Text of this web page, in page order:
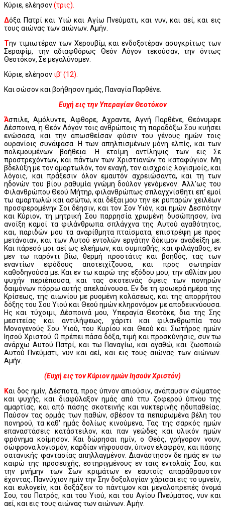
Κύριε, ελέησον(τρις).
Δόξα Πατρί και Υιώ και Αγίω Πνεύματι, και νυν, και αεί, και εις
τους αιώνας των αιώνων. Αμήν.
Την τιμιωτέραν των Χερουβίμ, και ενδοξοτέραν ασυγκρίτως των
Σεραφίμ, την αδιαφθόρως Θεόν Λόγον τεκούσαν, την όντως
Θεοτόκον, Σε μεγαλύνομεν.
Κύριε, ελέησον ιβ' (12).
Και σώσον και βοήθησον ημάς, Παναγία Παρθένε.
Ευχή εις την Υπεραγίαν Θεοτόκον
Άσπιλε, Αμόλυντε, Αφθορε, Αχραντε, Αγνή Παρθένε, Θεόνυμφε
Δέσποινα, η Θεόν Λόγον τοις ανθρώποις τη παραδόξω Σου κυήσει
ενώσασα, και την απωσθείσαν φύσιν του γένους ημών τοις
ουρανίοις συνάψασα. Η των απηλπισμένων μόνη ελπίς, και των
πολεμουμένων βοήθεια. Η ετοίμη αντίληψις των εις Σε
προστρεχόντων, και πάντων των Χριστιανών το καταφύγιον. Μη
βδελύξη με τον αμαρτωλόν, τον εναγή, τον αισχροίς λογισμοίς, και
λόγοις, και πράξεσιν όλον εμαυτόν αχρειώσαντα, και τη των
ηδονών του βίου ραθυμία γνώμη δούλον γενόμενον. Αλλ'ως του
Φιλανθρώπου Θεού Μήτηρ, φιλανθρώπως σπλαγχνίσθητι επ' εμοί
τω αμαρτωλώ και ασώτω, και δέξαι μου την εκ ρυπαρών χειλέων
προσφερομένην Σοι δέησιν, και τον Σον Υιόν, και ημών Δεσπότην
και Κύριον, τη μητρική Σου παρρησία χρωμένη δυσώπησον, ίνα
ανοίξη καμοί τα φιλάνθρωπα σπλάγχνα της Αυτού αγαθότητος,
και, παριδών μου τα αναρίθμητα πταίσματα, επιστρέψη με προς
μετάνοιαν, και των Αυτού εντολών εργάτην δόκιμον αναδείξη με.
Και πάρεσό μοι αεί ως ελεήμων, και συμπαθής, και φιλάγαθος, εν
μεν τω παρόντι βίω, θερμή προστάτις και βοηθός, τας των
εναντίων εφόδους αποτειχίζουσα, και προς σωτηρίαν
καθοδηγούσα με. Και εν τω καιρώ της εξόδου μου, την αθλίαν μου
ψυχήν περιέπουσα, και τας σκοτεινάς όψεις των πονηρών
δαιμόνων πόρρω αυτής απελαύνουσα. Εν δε τη φοωερά ημέρα της
Κρίσεως, της αιωνίου με ρυομένη κολάσεως, και της απορρήτου
δόξης του Σου Υιού και Θεού ημών κληρονόμον με αποδεικνύουσα.
Ης και τύχοιμι, Δέσποινά μου, Υπεραγία Θεοτόκε, δια της Σης
μεσιτείας και αντιλήψεως, χάριτι και φιλανθρωπία του
Μονογενούς Σου Υιού, του Κυρίου και Θεού και Σωτήρος ημών
Ιησού Χριστού. Ω πρέπει πάσα δόξα, τιμή και προσκύνησις, συν τω
ανάρχω Αυτού Πατρί, και τω Παναγίω, και αγαθώ, και ζωοποιώ
Αυτού Πνεύματι, νυν και αεί, και εις τους αιώνας των αιώνων.
Αμήν.
(Ευχή εις τον Κύριον ημών Ιησούν Χριστόν)
Και δος ημίν, Δέσποτα, προς ύπνον απιούσιν, ανάπαυσιν σώματος
και ψυχής, και διαφύλαξον ημάς από τπυ ζοφερού ύπνου της
αμαρτίας, και από πάσης σκοτεινής και νυκτερινής ηδυπαθείας.
Παύσον τας ορμάς των παθών, σβέσον τα πεπυρωμένα βέλη του
πονηρού, τα καθ' ημάς δολίως κινούμενα. Τας της σαρκός ημών
επαναστάσεις κατάστειλον, και παν γεώδες και υλικόν ημών
φρόνημα κοίμησον. Και δώρησαι ημίν, ο Θεός, γρήγορον νουν,
σώφρονα λογισμόν, καρδίαν νήφουσαν, ύπνον ελαφρόν, και πάσης
σατανικής φαντασίας απηλλαγμένον. Διανάστησον δε ημάς εν τω
καιρώ της προσευχής, εστηριγμένους εν ταις εντολαίς Σου, και
την μνήμην των Σων κριμάτων εν εαυτοίς απαράθραυστον
έχοντας. Παννύχιον ημίν την Σην δοξολογίαν χάρισαι εις το υμνείν,
και ευλογείν, και δοξάζειν το πάντιμον και μεγαλοπρεπές όνομά
Σου, του Πατρός, και του Υιού, και του Αγίου Πνεύματος, νυν και
αεί, και εις τους αιώνας των αιώνων. Αμήν.